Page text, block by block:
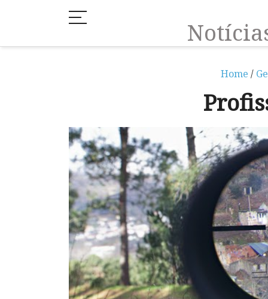
Home /